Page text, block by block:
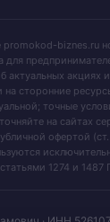
promokod-biznes.ru
для
актуальных акциях
на сторонние
точные
на сайтах
офертой
1274 и 1487